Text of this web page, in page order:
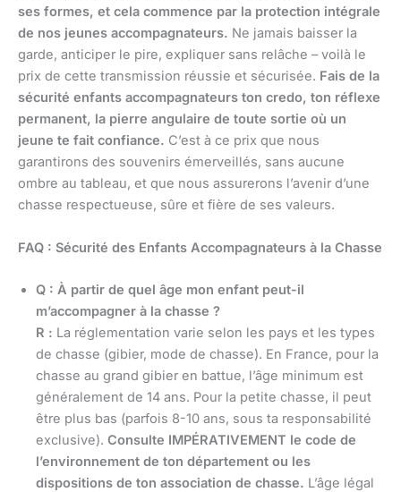
ses formes, et cela commence par la protection intégrale
de nos jeunes accompagnateurs. Ne jamais baisser la
garde, anticiper le pire, expliquer sans relâche – voilà le
prix de cette transmission réussie et sécurisée. Fais de la
sécurité enfants accompagnateurs ton credo, ton réflexe
permanent, la pierre angulaire de toute sortie où un
jeune te fait confiance. C’est à ce prix que nous
garantirons des souvenirs émerveillés, sans aucune
ombre au tableau, et que nous assurerons l’avenir d’une
chasse respectueuse, sûre et fière de ses valeurs.
FAQ : Sécurité des Enfants Accompagnateurs à la Chasse
Q : À partir de quel âge mon enfant peut-il
m’accompagner à la chasse ?
R : La réglementation varie selon les pays et les types
de chasse (gibier, mode de chasse). En France, pour la
chasse au grand gibier en battue, l’âge minimum est
généralement de 14 ans. Pour la petite chasse, il peut
être plus bas (parfois 8-10 ans, sous ta responsabilité
exclusive). Consulte IMPÉRATIVEMENT le code de
l’environnement de ton département ou les
dispositions de ton association de chasse. L’âge légal